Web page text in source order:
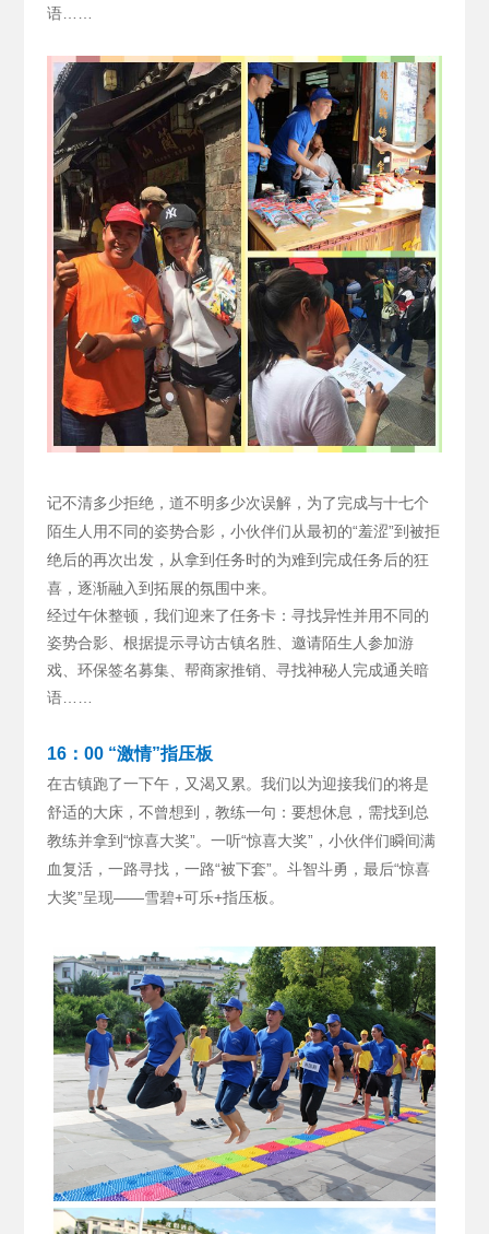
语……
记不清多少拒绝，道不明多少次误解，为了完成与十七个
陌生人用不同的姿势合影，小伙伴们从最初的“羞涩”到被拒
绝后的再次出发，从拿到任务时的为难到完成任务后的狂
喜，逐渐融入到拓展的氛围中来。
经过午休整顿，我们迎来了任务卡：寻找异性并用不同的
姿势合影、根据提示寻访古镇名胜、邀请陌生人参加游
戏、环保签名募集、帮商家推销、寻找神秘人完成通关暗
语……
16：00 “激情”指压板
在古镇跑了一下午，又渴又累。我们以为迎接我们的将是
舒适的大床，不曾想到，教练一句：要想休息，需找到总
教练并拿到“惊喜大奖”。 一听“惊喜大奖”，小伙伴们瞬间满
血复活，一路寻找，一路“被下套”。斗智斗勇，最后“惊喜
大奖”呈现——雪碧+可乐+指压板。